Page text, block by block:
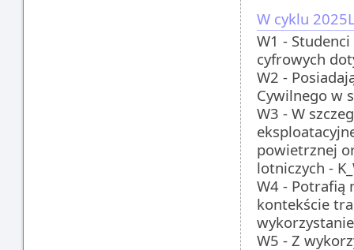
W cyklu
W1 -
cyfrowych
W2 -
Cywilnego w
W3 - W
powietrznej
lotniczych -
W4 - Potrafią
kontekście
W5 - Z